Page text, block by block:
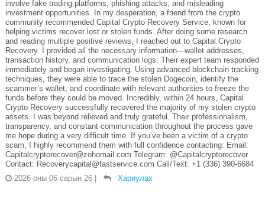
involve fake trading platforms, phishing attacks, and misleading
investment opportunities. In my desperation, a friend from the crypto
community recommended Capital Crypto Recovery Service, known for
helping victims recover lost or stolen funds. After doing some research
and reading multiple positive reviews, I reached out to Capital Crypto
Recovery. I provided all the necessary information—wallet addresses,
transaction history, and communication logs. Their expert team responded
immediately and began investigating. Using advanced blockchain tracking
techniques, they were able to trace the stolen Dogecoin, identify the
scammer’s wallet, and coordinate with relevant authorities to freeze the
funds before they could be moved. Incredibly, within 24 hours, Capital
Crypto Recovery successfully recovered the majority of my stolen crypto
assets. I was beyond relieved and truly grateful. Their professionalism,
transparency, and constant communication throughout the process gave
me hope during a very difficult time. If you’ve been a victim of a crypto
scam, I highly recommend them with full confidence contacting: Email:
Capitalcryptorecover@zohomail.com Telegram: @Capitalcryptorecover
Contact: Recoverycapital@fastservice.com Call/Text: +1 (336) 390-6684
2026 оны 06 сарын 26
Хариулах